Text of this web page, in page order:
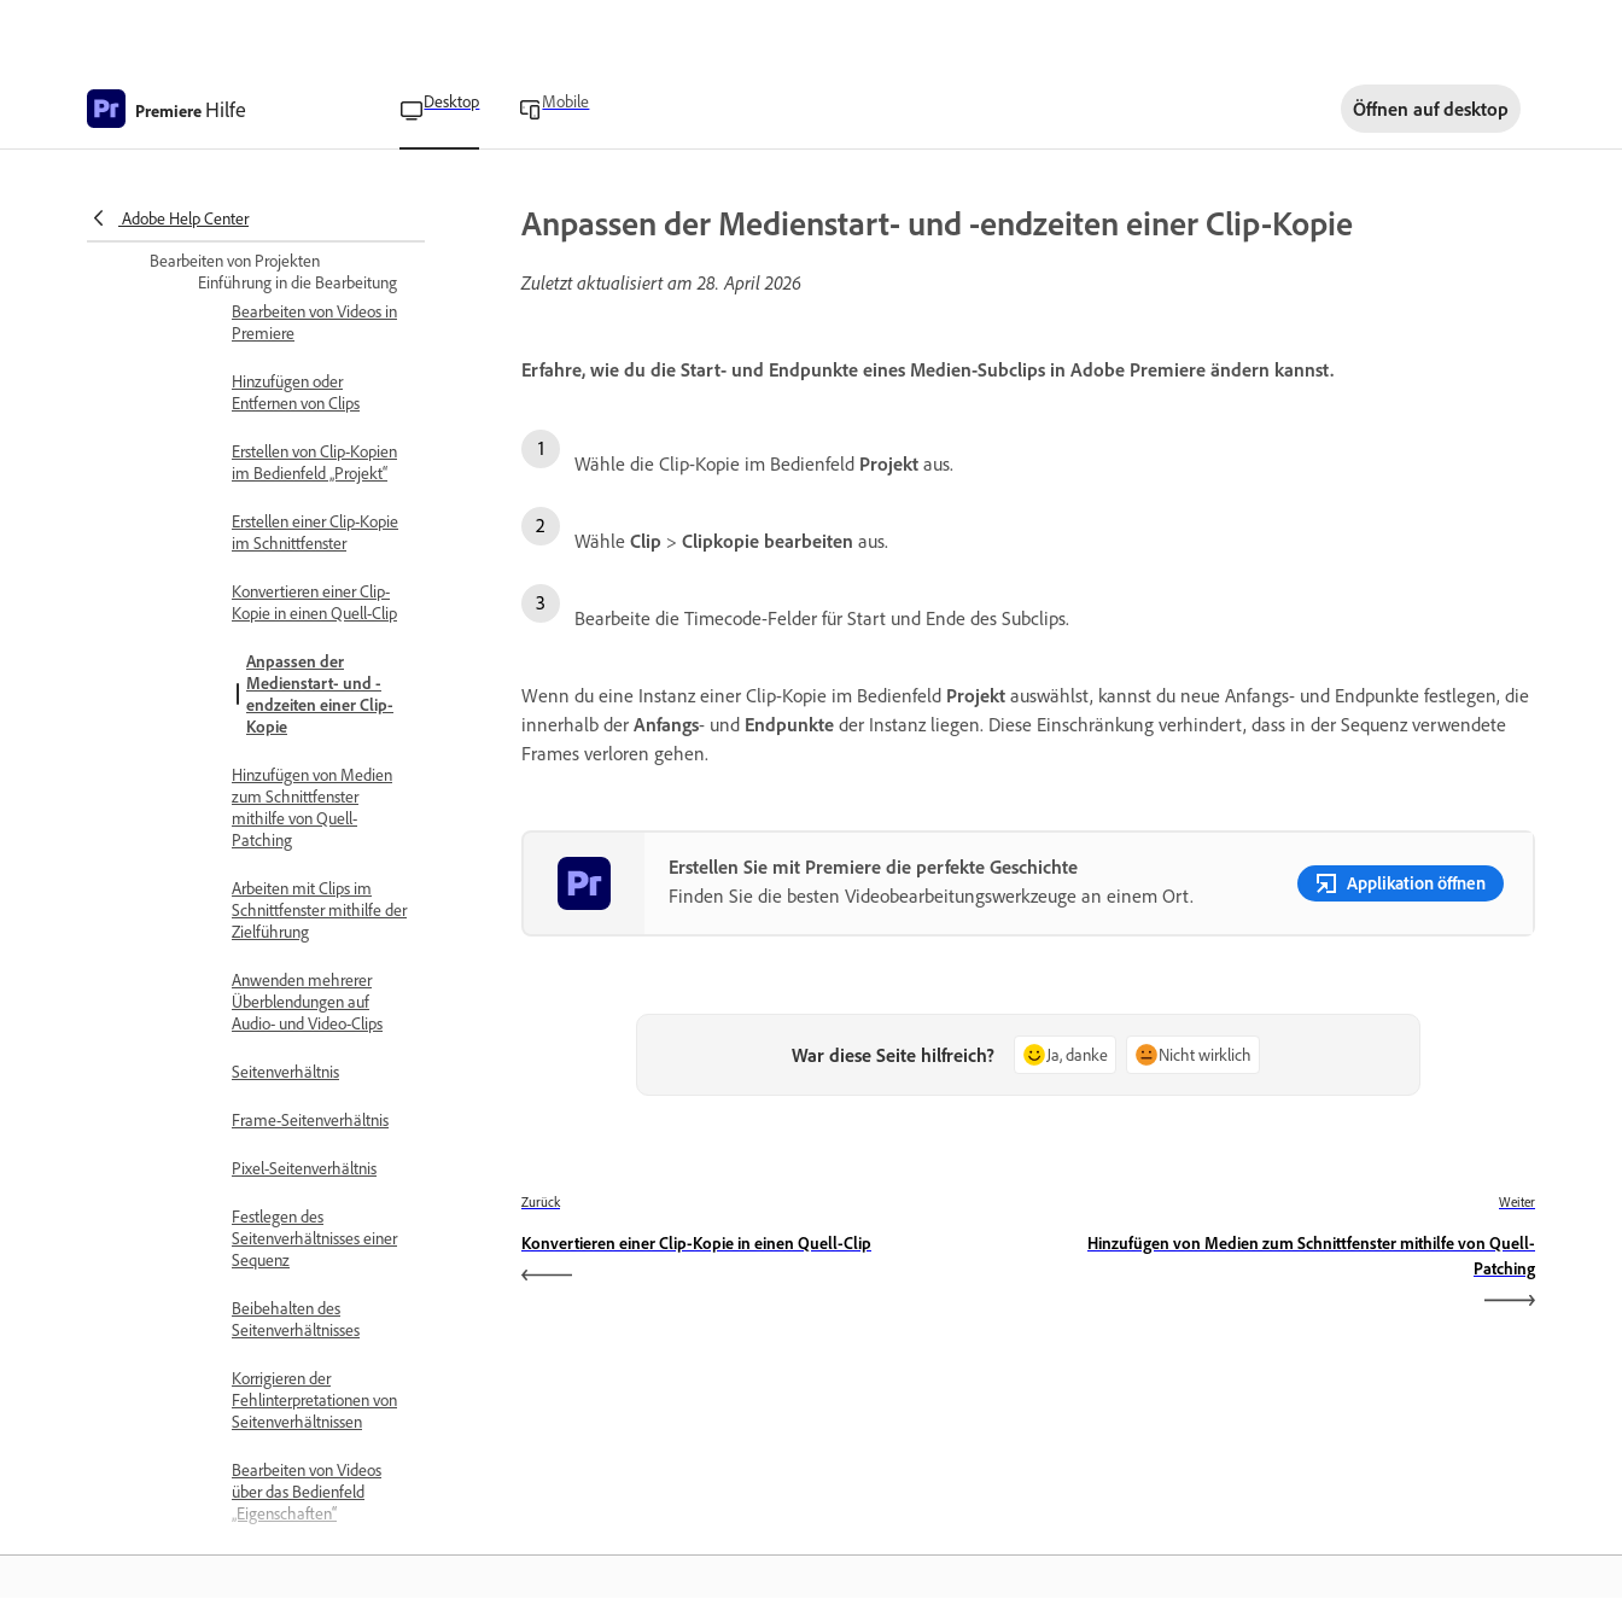
Premiere Hilfe Desktop Mobile Öffnen aufdesktop
Adobe Help Center
Overlay-Einstellungen –
oder löschen
Bearbeiten von Projekten
Einführung in die Bearbeitung
Bearbeiten von Videos in
Premiere
Hinzufügen oder
Entfernen von Clips
Erstellen von Clip-Kopien
im Bedienfeld „Projekt“
Erstellen einer Clip-Kopie
im Schnittfenster
Konvertieren einer Clip-
Kopie in einen Quell-Clip
Anpassen der
Medienstart- und -
endzeiten einer Clip-
Kopie
Hinzufügen von Medien
zum Schnittfenster
mithilfe von Quell-
Patching
Arbeiten mit Clips im
Schnittfenster mithilfe der
Zielführung
Anwenden mehrerer
Überblendungen auf
Audio- und Video-Clips
Seitenverhältnis
Frame-Seitenverhältnis
Pixel-Seitenverhältnis
Festlegen des
Seitenverhältnisses einer
Sequenz
Beibehalten des
Seitenverhältnisses
Korrigieren der
Fehlinterpretationen von
Seitenverhältnissen
Bearbeiten von Videos
über das Bedienfeld
„Eigenschaften“
Verwenden des
Anpassen der Medienstart- und -endzeiten einer Clip-Kopie
Zuletzt aktualisiert am28. April 2026
Erfahre, wie du die Start- und Endpunkte eines Medien-Subclips in Adobe Premiere ändern kannst.
Wähle die Clip-Kopie im Bedienfeld Projekt aus.
Wähle Clip > Clipkopie bearbeiten aus.
Bearbeite die Timecode-Felder für Start und Ende des Subclips.
Wenn du eine Instanz einer Clip-Kopie im Bedienfeld Projekt auswählst, kannst du neue Anfangs- und Endpunkte festlegen, die
innerhalb der Anfangs- und Endpunkte der Instanz liegen. Diese Einschränkung verhindert, dass in der Sequenz verwendete
Frames verloren gehen.
Erstellen Sie mit Premiere die perfekte Geschichte
Finden Sie die besten Videobearbeitungswerkzeuge an einem Ort.
Applikation öffnen
War diese Seite hilfreich? Ja, danke Nicht wirklich
Zurück
Konvertieren einer Clip-Kopie in einen Quell-Clip
Weiter
Hinzufügen von Medien zum Schnittfenster mithilfe von Quell-
Patching